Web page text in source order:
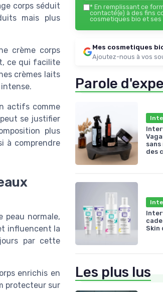
corps séduit
mais plus
crème corps
ce qui facilite
crèmes laits
actifs comme
se justifier
plus
à comprendre
peau normale,
influencent la
par cette
enrichis en
protecteur sur
* En remplissant ce
contacté(e) à des fins
cosmetiques bio et ses
Mes cosmetiques
Ajoutez-nous à vos
Parole
des
Skin
Les plus lus